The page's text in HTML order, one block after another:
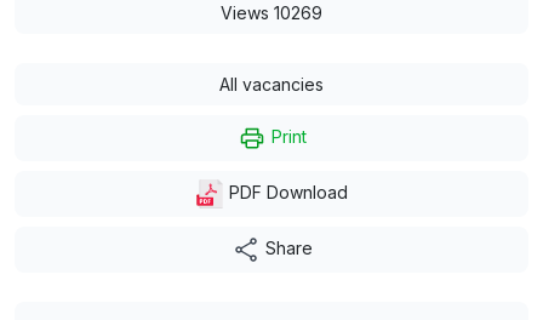
Views 10269
All vacancies
Print
PDF Download
Share